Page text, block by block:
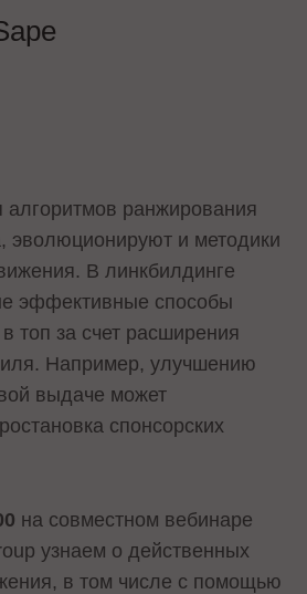
алгоритмов ранжирования
эволюционируют и методики
В линкбилдинге
эффективные способы
топ за счет расширения
Например, улучшению
выдаче может
спонсорских
на совместном вебинаре
узнаем о действенных
в том числе с помощью